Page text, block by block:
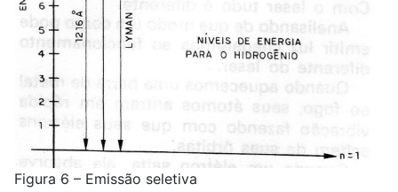
Figura 6 – Emissão seletiva